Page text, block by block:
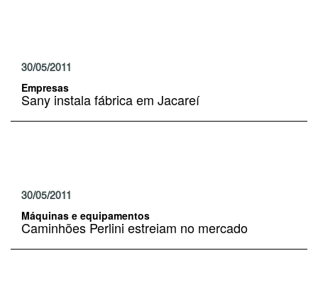
30/05/2011
Empresas
Sany instala fábrica em Jacareí
30/05/2011
Máquinas e equipamentos
Caminhões Perlini estreiam no mercado